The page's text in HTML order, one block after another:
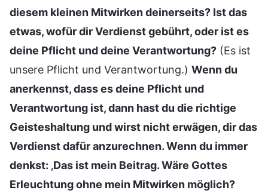
diesem kleinen Mitwirken deinerseits? Ist das
etwas, wofür dir Verdienst gebührt, oder ist es
deine Pflicht und deine Verantwortung? (Es ist
unsere Pflicht und Verantwortung.) Wenn du
anerkennst, dass es deine Pflicht und
Verantwortung ist, dann hast du die richtige
Geisteshaltung und wirst nicht erwägen, dir das
Verdienst dafür anzurechnen. Wenn du immer
denkst: ‚Das ist mein Beitrag. Wäre Gottes
Erleuchtung ohne mein Mitwirken möglich?